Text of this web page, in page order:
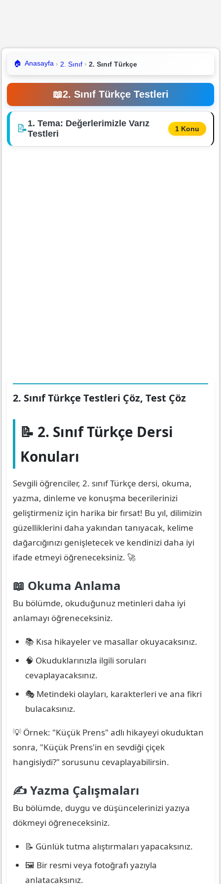
🏠 Anasayfa 2. Sınıf 2. Sınıf Türkçe
📖2. Sınıf Türkçe Testleri
📝1. Tema: Değerlerimizle Varız
Testleri
1 Konu
2. Sınıf Türkçe Testleri Çöz, Test Çöz
📝 2. Sınıf Türkçe Dersi
Konuları
Sevgili öğrenciler, 2. sınıf Türkçe dersi, okuma,
yazma, dinleme ve konuşma becerilerinizi
geliştirmeniz için harika bir fırsat! Bu yıl, dilimizin
güzelliklerini daha yakından tanıyacak, kelime
dağarcığınızı genişletecek ve kendinizi daha iyi
ifade etmeyi öğreneceksiniz. 🚀
📖 Okuma Anlama
Bu bölümde, okuduğunuz metinleri daha iyi
anlamayı öğreneceksiniz.
📚 Kısa hikayeler ve masallar okuyacaksınız.
🧠 Okuduklarınızla ilgili soruları
cevaplayacaksınız.
🎭 Metindeki olayları, karakterleri ve ana fikri
bulacaksınız.
💡 Örnek: "Küçük Prens" adlı hikayeyi okuduktan
sonra, "Küçük Prens'in en sevdiği çiçek
hangisiydi?" sorusunu cevaplayabilirsin.
✍️ Yazma Çalışmaları
Bu bölümde, duygu ve düşüncelerinizi yazıya
dökmeyi öğreneceksiniz.
📝 Günlük tutma alıştırmaları yapacaksınız.
🖼️ Bir resmi veya fotoğrafı yazıyla
anlatacaksınız.